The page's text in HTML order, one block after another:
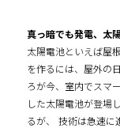
真っ暗でも発電、太
太陽電池といえば屋
を作るには、屋外の
ろが今、室内でスマ
した太陽電池が登場
るが、 技術は急速